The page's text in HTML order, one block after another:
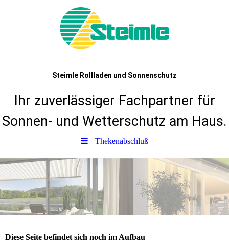
Steimle Rollladen und Sonnenschutz
Ihr zuverlässiger Fachpartner für
Sonnen- und Wetterschutz am Haus.
Thekenabschluß
Diese Seite befindet sich noch im Aufbau